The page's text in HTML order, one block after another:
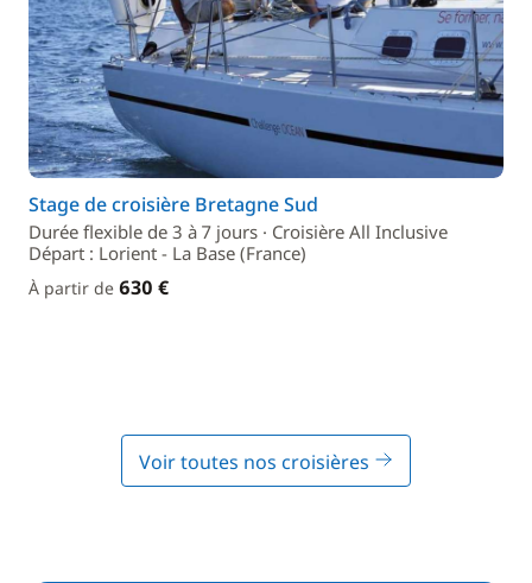
Stage de croisière Bretagne Sud
Durée flexible de 3 à 7 jours · Croisière All Inclusive
Départ : Lorient - La Base (France)
À partir de 630 €
Voir toutes nos croisières